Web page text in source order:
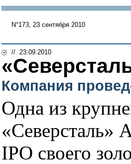
N°173, 23 сентября 2010
// 23.09.2010
Компания
Одна из
«Северсталь»
IPO своего